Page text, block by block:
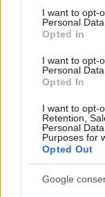
consent section.
I want to opt-
Personal Data.
Opted In
I want to opt-
Personal
Opted In
I want to opt-
Retention,
Personal
Purposes for
Opted Out
Google
Zene Opera
JJ